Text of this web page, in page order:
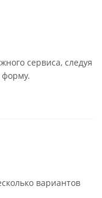
сервиса, следуя
вариантов